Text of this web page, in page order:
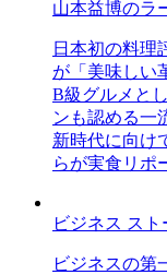
山本益博のラ
日本初の料理
が「美味しい
B級グルメと
ンも認める一
新時代に向け
らが実食リポ
ビジネス スト
ビジネスの第